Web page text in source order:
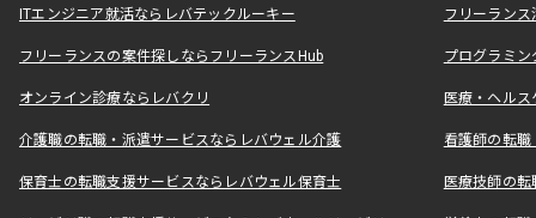
ITエンジニア就活ならレバテックルーキー フリーラン
フリーランスの案件探しならフリーランスHub プログラミ
オンライン診療ならレバクリ 医療・ヘル
介護職の転職・派遣サービスならレバウェル介護 看護師の転
保育士の転職支援サービスならレバウェル保育士 医療技師の